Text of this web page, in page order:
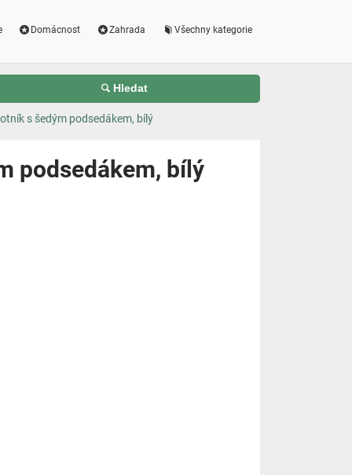
Domácnost Zahrada Všechny kategorie
Hledat
s šedým podsedákem, bílý
podsedákem, bílý